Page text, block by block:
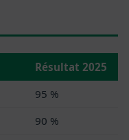
Résultat 2025
95 %
90 %